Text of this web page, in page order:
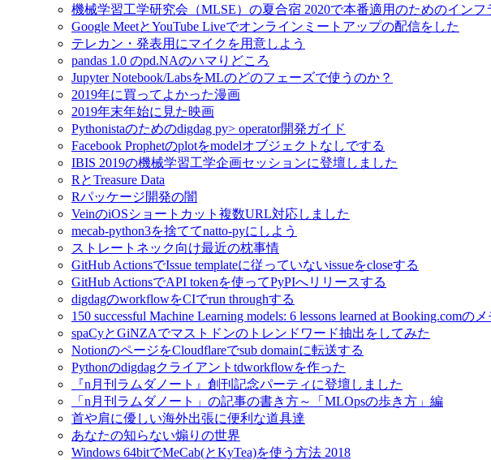
機械学習工学研究会（MLSE）の夏合宿 2020で本番適用のためのイン
Google MeetとYouTube Liveでオンラインミートアップの配信をした
テレカン・発表用にマイクを用意しよう
pandas 1.0 のpd.NAのハマりどころ
Jupyter Notebook/LabsをMLのどのフェーズで使うのか？
2019年に買ってよかった漫画
2019年末年始に見た映画
Pythonistaのためのdigdag py> operator開発ガイド
Facebook Prophetのplotをmodelオブジェクトなしでする
IBIS 2019の機械学習工学企画セッションに登壇しました
RとTreasure Data
Rパッケージ開発の闇
VeinのiOSショートカット複数URL対応しました
mecab-python3を捨ててnatto-pyにしよう
ストレートネック向け最近の枕事情
GitHub ActionsでIssue templateに従っていないissueをcloseする
GitHub ActionsでAPI tokenを使ってPyPIへリリースする
digdagのworkflowをCIでrun throughする
150 successful Machine Learning models: 6 lessons learned at Booking.comのメ
spaCyとGiNZAでマストドンのトレンドワード抽出をしてみた
NotionのページをCloudflareでsub domainに転送する
Pythonのdigdagクライアントtdworkflowを作った
『n月刊ラムダノート』創刊記念パーティに登壇しました
「n月刊ラムダノート」の記事の書き方～「MLOpsの歩き方」編
首や肩に優しい海外出張に便利な道具達
あなたの知らない煽りの世界
Windows 64bitでMeCab(とKyTea)を使う方法 2018